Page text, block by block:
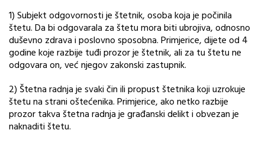
1) Subjekt odgovornosti je štetnik, osoba koja je počinila
štetu. Da bi odgovarala za štetu mora biti ubrojiva, odnosno
duševno zdrava i poslovno sposobna. Primjerice, dijete od 4
godine koje razbije tuđi prozor je štetnik, ali za tu štetu ne
odgovara on, već njegov zakonski zastupnik.
2) Štetna radnja je svaki čin ili propust štetnika koji uzrokuje
štetu na strani oštećenika. Primjerice, ako netko razbije
prozor takva štetna radnja je građanski delikt i obvezan je
naknaditi štetu.